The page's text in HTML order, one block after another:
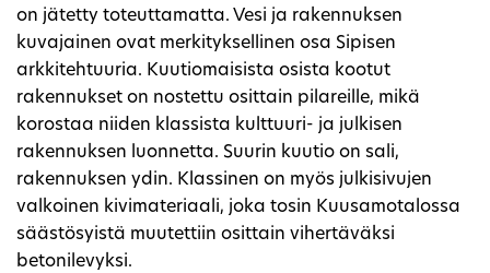
on jätetty toteuttamatta. Vesi ja rakennuksen
kuvajainen ovat merkityksellinen osa Sipisen
arkkitehtuuria. Kuutiomaisista osista kootut
rakennukset on nostettu osittain pilareille, mikä
korostaa niiden klassista kulttuuri- ja julkisen
rakennuksen luonnetta. Suurin kuutio on sali,
rakennuksen ydin. Klassinen on myös julkisivujen
valkoinen kivimateriaali, joka tosin Kuusamotalossa
säästösyistä muutettiin osittain vihertäväksi
betonilevyksi.